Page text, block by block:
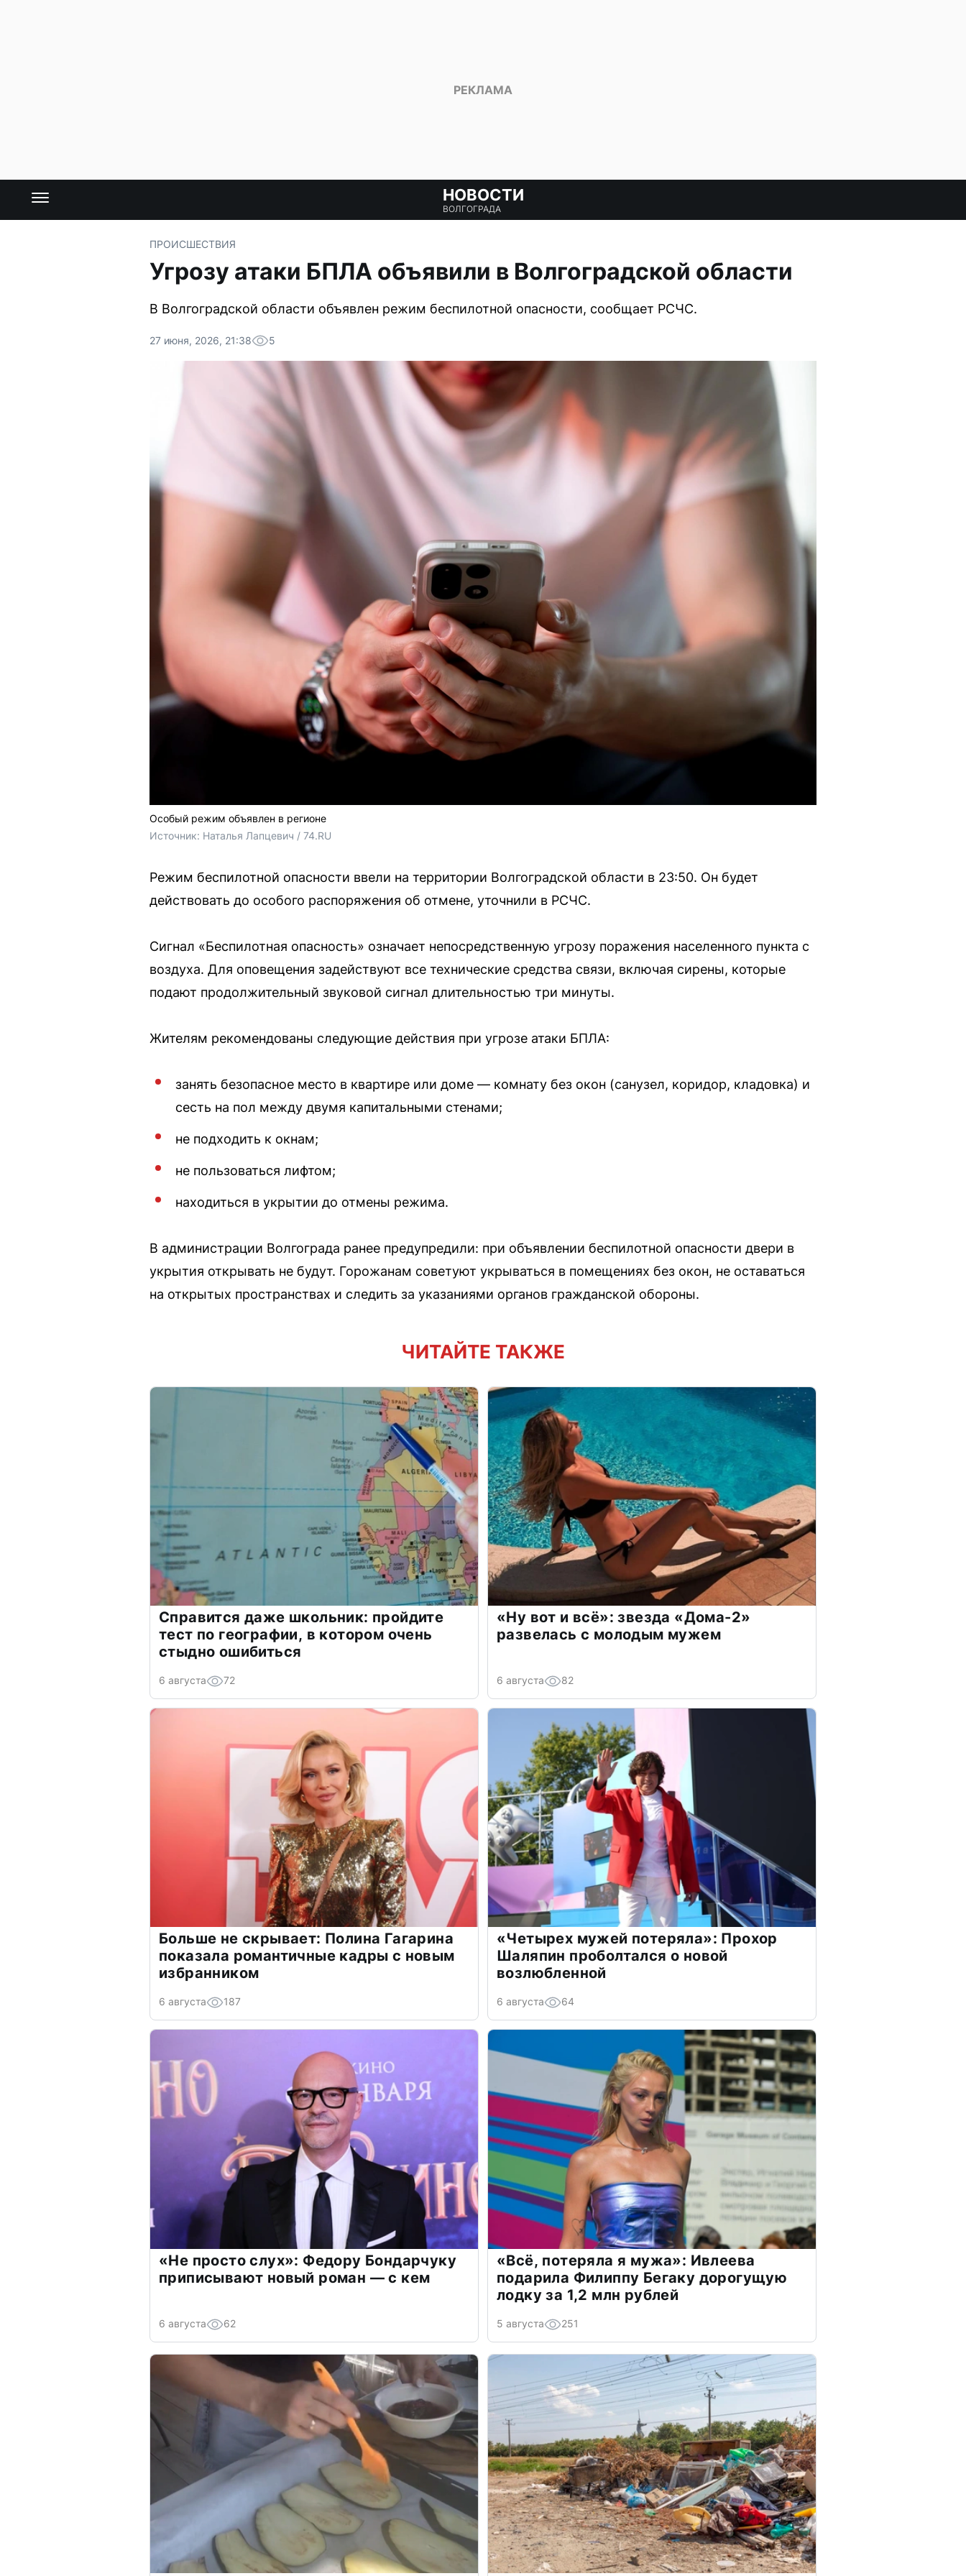
НОВОСТИ
ВОЛГОГРАДА
ПРОИСШЕСТВИЯ
Угрозу атаки БПЛА объявили в Волгоградской области
В Волгоградской области объявлен режим беспилотной опасности, сообщает РСЧС.
27 июня, 2026, 21:38 5
Особый режим объявлен в регионе
Источник: Наталья Лапцевич / 74.RU
Режим беспилотной опасности ввели на территории Волгоградской области в 23:50. Он будет
действовать до особого распоряжения об отмене, уточнили в РСЧС.
Сигнал «Беспилотная опасность» означает непосредственную угрозу поражения населенного пункта с
воздуха. Для оповещения задействуют все технические средства связи, включая сирены, которые
подают продолжительный звуковой сигнал длительностью три минуты.
Жителям рекомендованы следующие действия при угрозе атаки БПЛА:
занять безопасное место в квартире или доме — комнату без окон (санузел, коридор, кладовка) и
сесть на пол между двумя капитальными стенами;
не подходить к окнам;
не пользоваться лифтом;
находиться в укрытии до отмены режима.
В администрации Волгограда ранее предупредили: при объявлении беспилотной опасности двери в
укрытия открывать не будут. Горожанам советуют укрываться в помещениях без окон, не оставаться
на открытых пространствах и следить за указаниями органов гражданской обороны.
ЧИТАЙТЕ ТАКЖЕ
Справится даже школьник: пройдите
тест по географии, в котором очень
стыдно ошибиться
6 августа 72
«Ну вот и всё»: звезда «Дома-2»
развелась с молодым мужем
6 августа 82
Больше не скрывает: Полина Гагарина
показала романтичные кадры с новым
избранником
6 августа 187
«Четырех мужей потеряла»: Прохор
Шаляпин проболтался о новой
возлюбленной
6 августа 64
«Не просто слух»: Федору Бондарчуку
приписывают новый роман — с кем
6 августа 62
«Всё, потеряла я мужа»: Ивлеева
подарила Филиппу Бегаку дорогущую
лодку за 1,2 млн рублей
5 августа 251